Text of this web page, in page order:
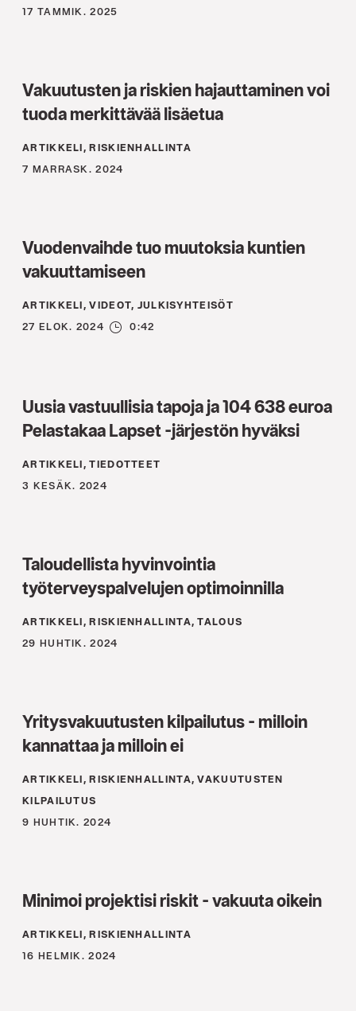
17 TAMMIK. 2025
Vakuutusten ja riskien hajauttaminen voi
tuoda merkittävää lisäetua
ARTIKKELI, RISKIENHALLINTA
7 MARRASK. 2024
Vuodenvaihde tuo muutoksia kuntien
vakuuttamiseen
ARTIKKELI, VIDEOT, JULKISYHTEISÖT
27 ELOK. 2024
0:42
Uusia vastuullisia tapoja ja 104 638 euroa
Pelastakaa Lapset -järjestön hyväksi
ARTIKKELI, TIEDOTTEET
3 KESÄK. 2024
Taloudellista hyvinvointia
työterveyspalvelujen optimoinnilla
ARTIKKELI, RISKIENHALLINTA, TALOUS
29 HUHTIK. 2024
Yritysvakuutusten kilpailutus - milloin
kannattaa ja milloin ei
ARTIKKELI, RISKIENHALLINTA, VAKUUTUSTEN
KILPAILUTUS
9 HUHTIK. 2024
Minimoi projektisi riskit - vakuuta oikein
ARTIKKELI, RISKIENHALLINTA
16 HELMIK. 2024